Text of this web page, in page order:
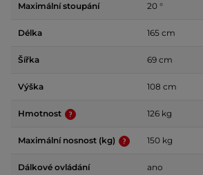
Maximální stoupání 20 °
Délka 165 cm
Šířka 69 cm
Výška 108 cm
Hmotnost 126 kg
Maximální nosnost (kg) 150 kg
Dálkové ovládání ano